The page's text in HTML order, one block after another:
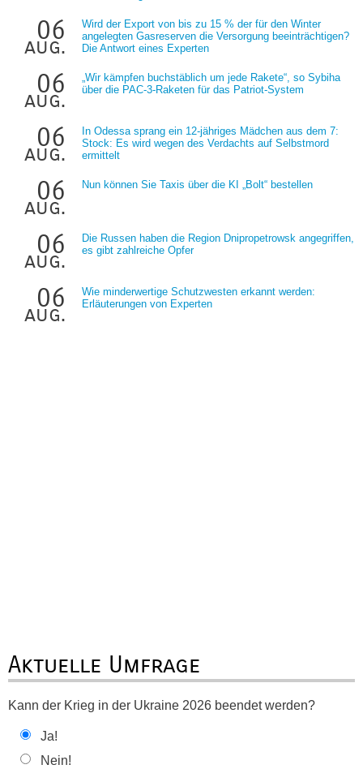
06
aug.
Wird der Export von bis zu 15 % der für den Winter
angelegten Gasreserven die Versorgung beeinträchtigen?
Die Antwort eines Experten
06
aug.
„Wir kämpfen buchstäblich um jede Rakete“, so Sybiha
über die PAC-3-Raketen für das Patriot-System
06
aug.
In Odessa sprang ein 12-jähriges Mädchen aus dem 7:
Stock: Es wird wegen des Verdachts auf Selbstmord
ermittelt
06
aug.
Nun können Sie Taxis über die KI „Bolt“ bestellen
06
aug.
Die Russen haben die Region Dnipropetrowsk angegriffen,
es gibt zahlreiche Opfer
06
aug.
Wie minderwertige Schutzwesten erkannt werden:
Erläuterungen von Experten
Aktuelle Umfrage
Kann der Krieg in der Ukraine 2026 beendet werden?
Ja!
Nein!